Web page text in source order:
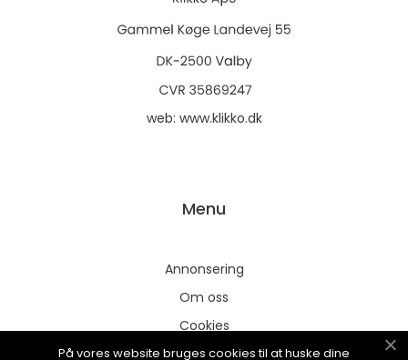
web: www.klikko.dk
Menu
Annonsering
Om oss
Cookies
Kontakta oss
På vores website bruges cookies til at huske dine